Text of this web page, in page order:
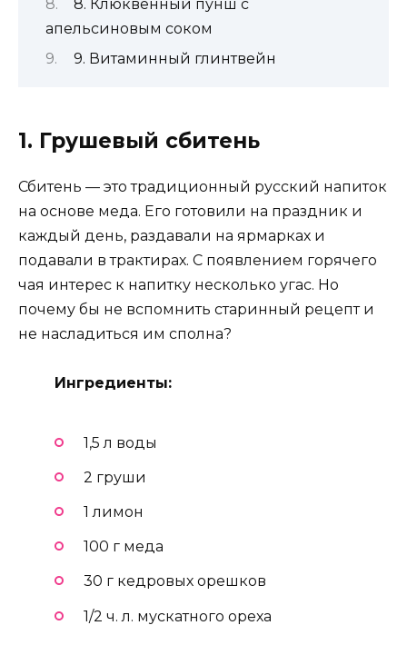
8. Клюквенный пунш с
апельсиновым соком
9. Витаминный глинтвейн
1. Грушевый сбитень
Сбитень — это традиционный русский напиток
на основе меда. Его готовили на праздник и
каждый день, раздавали на ярмарках и
подавали в трактирах. С появлением горячего
чая интерес к напитку несколько угас. Но
почему бы не вспомнить старинный рецепт и
не насладиться им сполна?
Ингредиенты:
1,5 л воды
2 груши
1 лимон
100 г меда
30 г кедровых орешков
1/2 ч. л. мускатного ореха